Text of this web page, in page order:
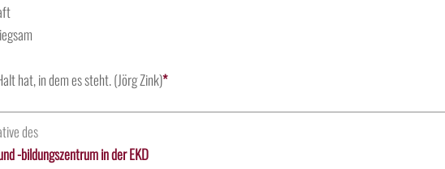
hat, in dem es steht. (Jörg Zink)*
des
-bildungszentrum in der EKD